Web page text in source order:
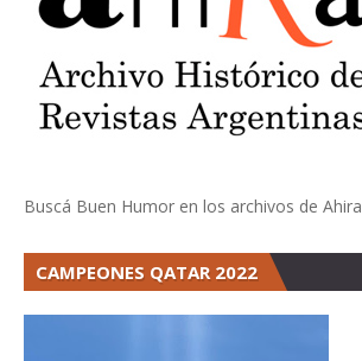
Buscá Buen Humor en los archivos de Ahira
CAMPEONES QATAR 2022